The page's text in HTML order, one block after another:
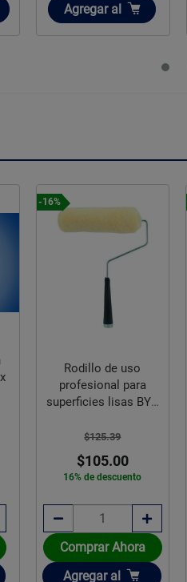
Añadir
Agregar al
-16%
Rodillo de uso
profesional para
superficies lisas BYP
$125.39
$105.00
16% de descuento
Comprar Ahora
Añadir
Agregar al